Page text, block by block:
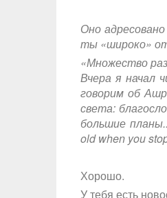
Оно
ты «широко»
«Множество
Вчера я начал
говорим об
света:
большие
old when you
Хорошо.
У тебя есть